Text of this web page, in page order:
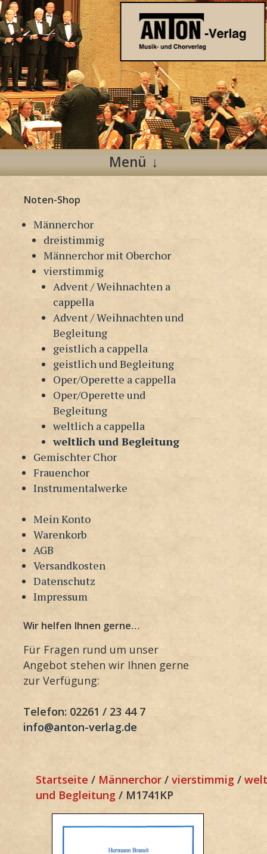
Anton Verlag
Musik- und Chorverlag
Menü
Inhalt
springen
Noten-Shop
Männerchor
dreistimmig
Männerchor mit Oberchor
vierstimmig
Advent / Weihnachten a
cappella
Advent / Weihnachten und
Begleitung
geistlich a cappella
geistlich und Begleitung
Oper/Operette a cappella
Oper/Operette und
Begleitung
weltlich a cappella
weltlich und Begleitung
Gemischter Chor
Frauenchor
Instrumentalwerke
Mein Konto
Warenkorb
AGB
Versandkosten
Datenschutz
Impressum
Wir helfen Ihnen gerne…
Für Fragen rund um unser
Angebot stehen wir Ihnen gerne
zur Verfügung:
Telefon: 02261 / 23 44 7
info@anton-verlag.de
Startseite / Männerchor / vierstimmig /
und Begleitung / M1741KP